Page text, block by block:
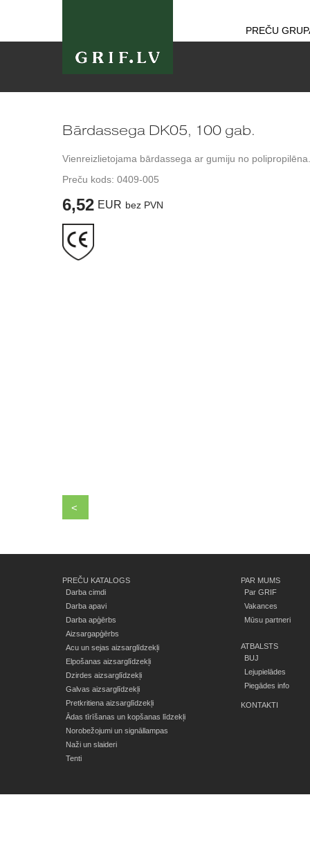
PREČU
Bārdassega DK05, 100 gab.
Vienreizlietojama bārdassega ar gumiju no polipropilēna.
Preču kods: 0409-005
6,52 EUR bez PVN
<
PREČU KATALOGS
Darba cimdi
Darba apavi
Darba apģērbs
Aizsargapģērbs
Acu un sejas aizsarglīdzekļi
Elpošanas aizsarglīdzekļi
Dzirdes aizsarglīdzekļi
Galvas aizsarglīdzekļi
Pretkritiena aizsarglīdzekļi
Ādas tīrīšanas un kopšanas līdzekļi
Norobežojumi un signāllampas
Naži un slaideri
Tenti
PAR MUMS
Par GRIF
Vakances
Mūsu partneri
ATBALSTS
BUJ
Lejupielādes
Piegādes info
KONTAKTI